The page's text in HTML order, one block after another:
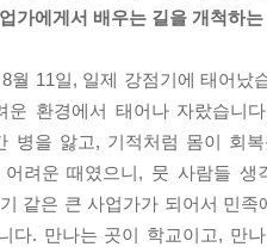
은 데서 멀리 내다봐야 한다는
짧은 몇 마디가 오늘날의 교
고 책은 사람을 만든다」중에서
가에게서 배우는 길을 개척하
월 11일, 일제 강점기에 태어
운 환경에서 태어나 자랐습니
병을 앓고, 기적처럼 몸이 회
어려운 때였으니, 뭇 사람들
같은 큰 사업가가 되어서 민
다. 만나는 곳이 학교이고, 만